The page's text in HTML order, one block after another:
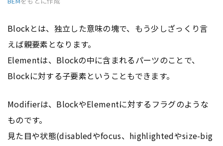
Blockとは、独立した意味の塊で、もう少しざっくり言
えば親要素となります。
Elementは、Blockの中に含まれるパーツのことで、
Blockに対する子要素ということもできます。
Modifierは、BlockやElementに対するフラグのような
ものです。
見た目や状態(disabledやfocus、highlightedやsize-big